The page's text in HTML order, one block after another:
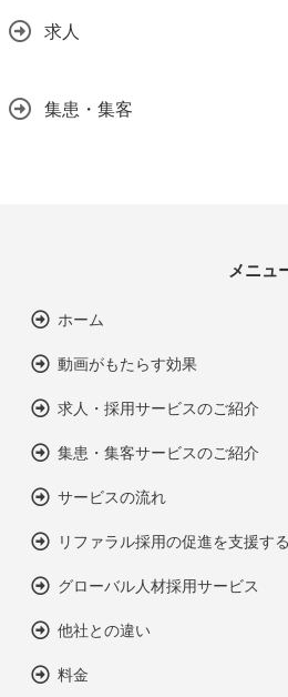
求人
集患・集客
メニュ
ホーム
動画がもたらす効果
求人・採用サービスのご紹介
集患・集客サービスのご紹介
サービスの流れ
リファラル採用の促進を支援す
グローバル人材採用サービス
他社との違い
料金